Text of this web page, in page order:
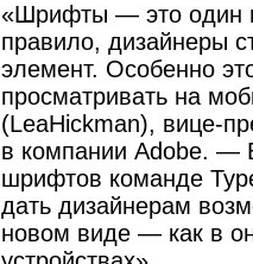
«Шрифты — это один
правило, дизайнеры
элемент. Особенно
просматривать на
(LeaHickman), вице-
в компании Adobe. —
шрифтов команде
дать дизайнерам
новом виде — как в